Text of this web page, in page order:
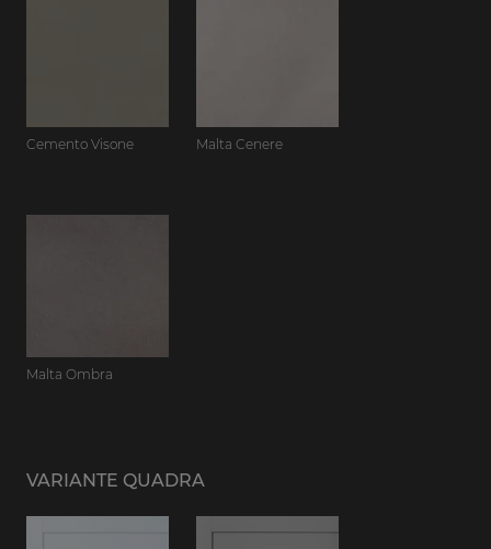
Cemento Visone Malta Cenere
Malta Ombra
VARIANTE QUADRA